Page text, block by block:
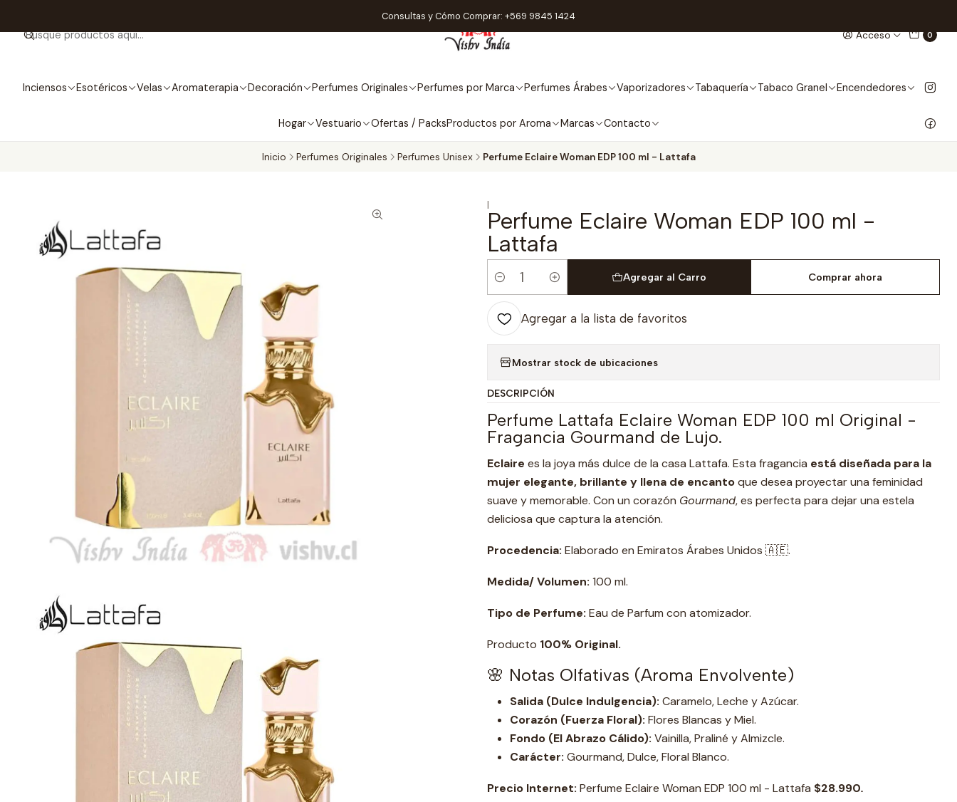
Acceso 0
Inciensos Esotéricos Velas Aromaterapia Decoración Perfumes Originales Perfumes por Marca Perfumes Árabes Vaporizadores Tabaquería Tabaco Granel Encendedores
Hogar Vestuario Ofertas / PacksProductos por Aroma Marcas Contacto
Consultas y Cómo Comprar: +569 9845 1424
Inicio Perfumes Originales Perfumes Unisex Perfume Eclaire Woman EDP 100 ml - Lattafa
|
Perfume Eclaire Woman EDP 100 ml -
Lattafa
Cantidad
Agregar al Carro Comprar ahora
Agregar a la lista de favoritos
Mostrar stock de ubicaciones
DESCRIPCIÓN
Perfume Lattafa Eclaire Woman EDP 100 ml Original -
Fragancia Gourmand de Lujo.
Eclaire es la joya más dulce de la casa Lattafa. Esta fragancia está diseñada para la
mujer elegante, brillante y llena de encantoque desea proyectar una feminidad
suave y memorable. Con un corazón Gourmand, es perfecta para dejar una estela
deliciosa que captura la atención.
Procedencia: Elaborado en Emiratos Árabes Unidos 🇦🇪.
Medida/ Volumen: 100 ml.
Tipo de Perfume: Eau de Parfum con atomizador.
Producto 100% Original.
🌸 Notas Olfativas (Aroma Envolvente)
Salida (Dulce Indulgencia): Caramelo, Leche y Azúcar.
Corazón (Fuerza Floral): Flores Blancas y Miel.
Fondo (El Abrazo Cálido): Vainilla, Praliné y Almizcle.
Carácter: Gourmand, Dulce, Floral Blanco.
Precio Internet: Perfume Eclaire Woman EDP 100 ml - Lattafa $28.990.